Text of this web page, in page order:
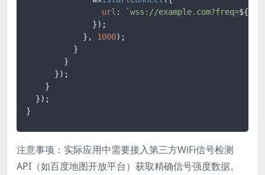
url : `wss://example.com?freq=
              });
            },
1000);
          }
        }
      });
    }
  });
}
注意事项：实际应用中需要接入第三方WiFi信号检测
API（如百度地图开放平台）获取精确信号强度数据。